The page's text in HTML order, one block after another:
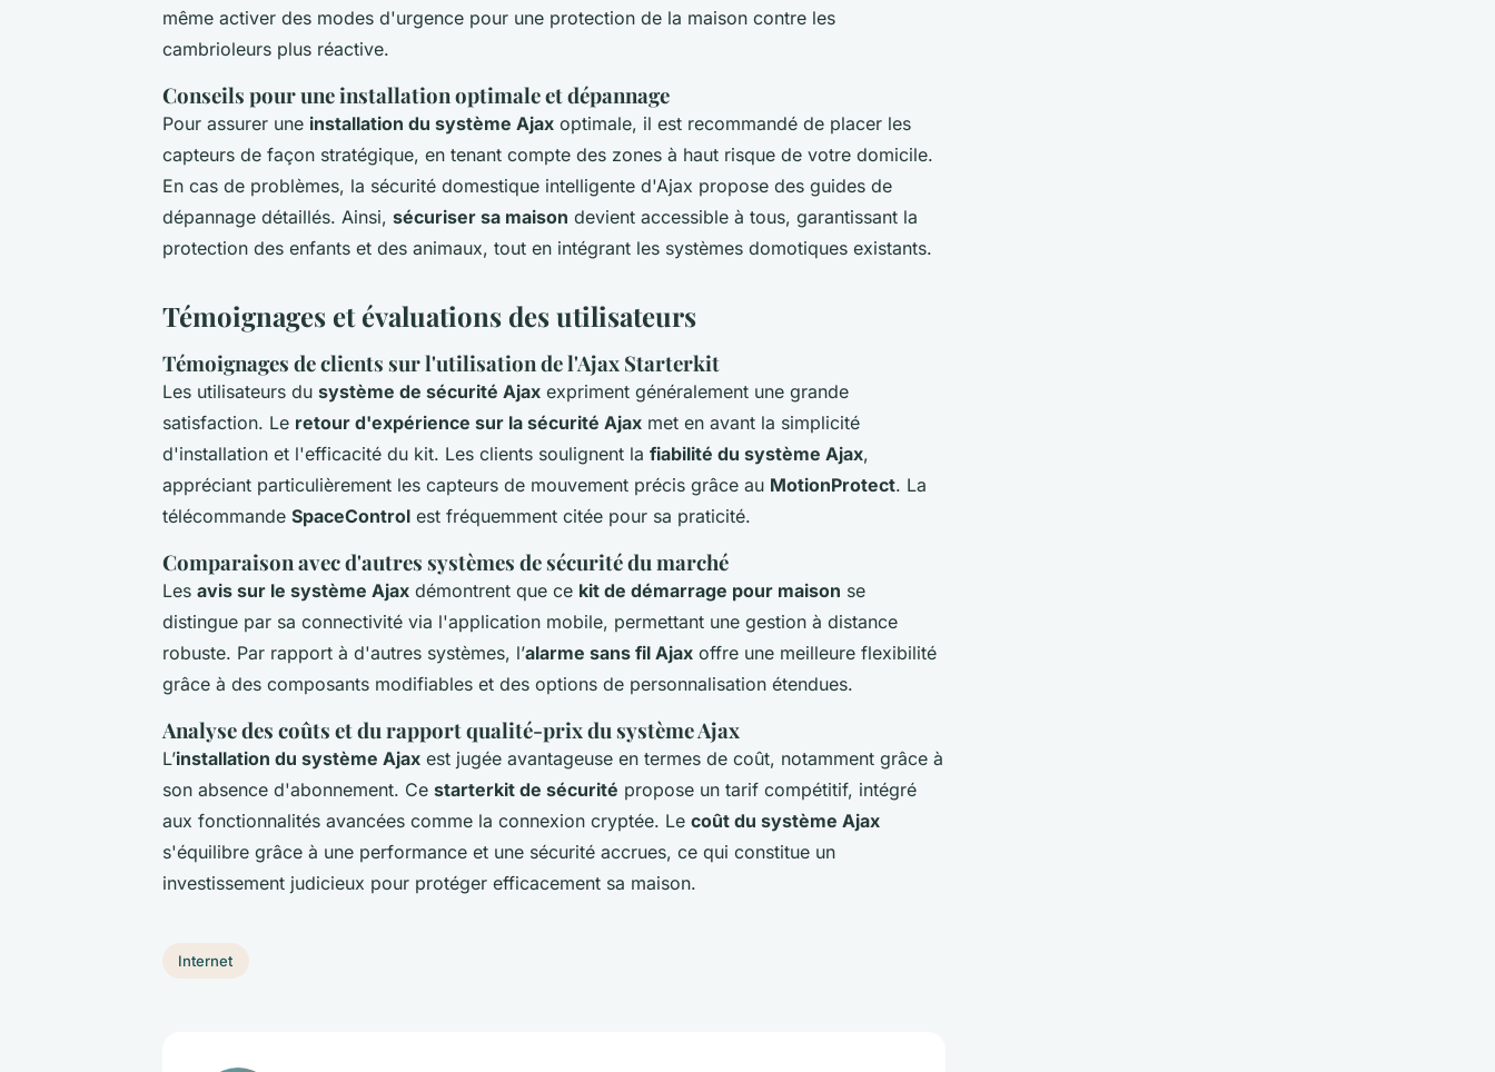
même activer des modes d'urgence pour une protection de la maison contre les
cambrioleurs plus réactive.
Conseils pour une installation optimale et dépannage
Pour assurer une installation du système Ajax optimale, il est recommandé de placer les
capteurs de façon stratégique, en tenant compte des zones à haut risque de votre domicile.
En cas de problèmes, la sécurité domestique intelligente d'Ajax propose des guides de
dépannage détaillés. Ainsi, sécuriser sa maison devient accessible à tous, garantissant la
protection des enfants et des animaux, tout en intégrant les systèmes domotiques existants.
Témoignages et évaluations des utilisateurs
Témoignages de clients sur l'utilisation de l'Ajax Starterkit
Les utilisateurs du système de sécurité Ajax expriment généralement une grande
satisfaction. Le retour d'expérience sur la sécurité Ajax met en avant la simplicité
d'installation et l'efficacité du kit. Les clients soulignent la fiabilité du système Ajax,
appréciant particulièrement les capteurs de mouvement précis grâce au MotionProtect. La
télécommande SpaceControl est fréquemment citée pour sa praticité.
Comparaison avec d'autres systèmes de sécurité du marché
Les avis sur le système Ajax démontrent que ce kit de démarrage pour maison se
distingue par sa connectivité via l'application mobile, permettant une gestion à distance
robuste. Par rapport à d'autres systèmes, l’alarme sans fil Ajax offre une meilleure flexibilité
grâce à des composants modifiables et des options de personnalisation étendues.
Analyse des coûts et du rapport qualité-prix du système Ajax
L’installation du système Ajax est jugée avantageuse en termes de coût, notamment grâce à
son absence d'abonnement. Ce starterkit de sécurité propose un tarif compétitif, intégré
aux fonctionnalités avancées comme la connexion cryptée. Le coût du système Ajax
s'équilibre grâce à une performance et une sécurité accrues, ce qui constitue un
investissement judicieux pour protéger efficacement sa maison.
Internet